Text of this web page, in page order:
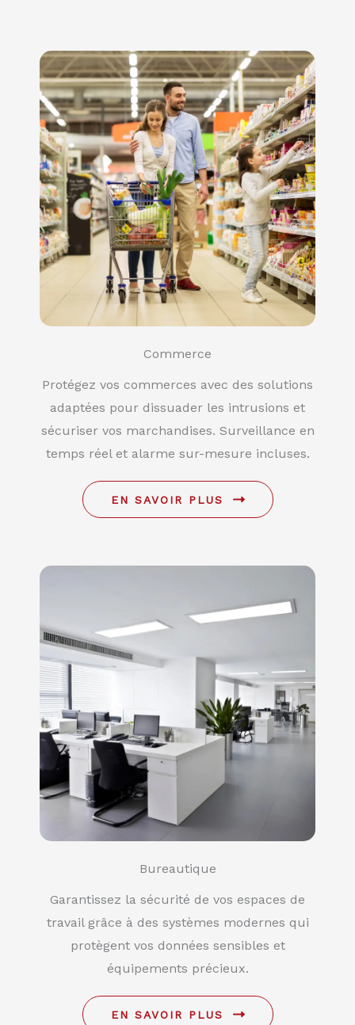
Commerce
Protégez vos commerces avec des solutions
adaptées pour dissuader les intrusions et
sécuriser vos marchandises. Surveillance en
temps réel et alarme sur-mesure incluses.
EN SAVOIR PLUS
Bureautique
Garantissez la sécurité de vos espaces de
travail grâce à des systèmes modernes qui
protègent vos données sensibles et
équipements précieux.
EN SAVOIR PLUS